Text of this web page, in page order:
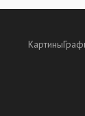
Картины